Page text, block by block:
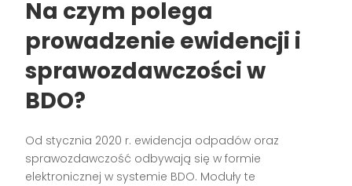
Na czym polega
prowadzenie ewidencji i
sprawozdawczości w
BDO?
Od stycznia 2020 r. ewidencja odpadów oraz
sprawozdawczość odbywają się w formie
elektronicznej w systemie BDO. Moduły te